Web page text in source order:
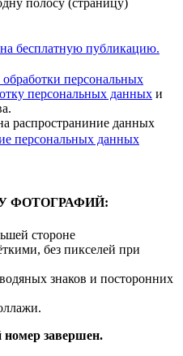
полосу (страницу)
бесплатную публикацию.
персональных
персональных данных и
распространиние данных
персональных данных
ФОТОГРАФИЙ:
стороне
без пикселей при
знаков и посторонних
номер завершен.